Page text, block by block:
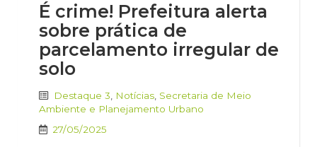
É crime! Prefeitura alerta
sobre prática de
parcelamento irregular de
solo
Destaque 3 Notícias Secretaria de Meio
Ambiente e Planejamento Urbano
27/05/2025